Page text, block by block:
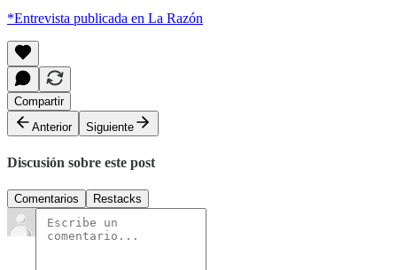
*Entrevista publicada en La Razón
Compartir
Anterior
Siguiente
Discusión sobre este post
Comentarios Restacks